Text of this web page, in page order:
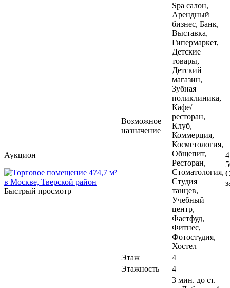
Аукцион
Быстрый просмотр
Возможное
назначение
Spa салон,
Арендный
бизнес, Банк,
Выставка,
Гипермаркет,
Детские
товары,
Детский
магазин,
Зубная
поликлиника,
Кафе/
ресторан,
Клуб,
Коммерция,
Косметология,
Общепит,
Ресторан,
Стоматология,
Студия
танцев,
Учебный
центр,
Фастфуд,
Фитнес,
Фотостудия,
Хостел
Этаж
4
Этажность
4
3 мин. до ст.